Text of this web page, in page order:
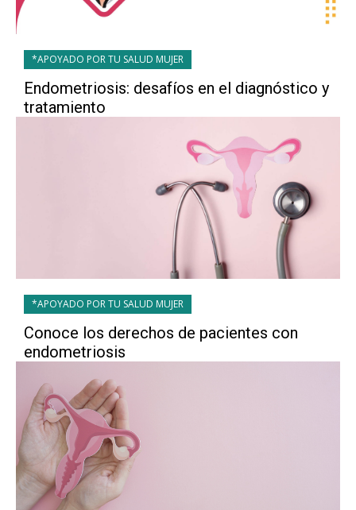
*APOYADO POR TU SALUD MUJER
Endometriosis: desafíos en el diagnóstico y
tratamiento
*APOYADO POR TU SALUD MUJER
Conoce los derechos de pacientes con
endometriosis